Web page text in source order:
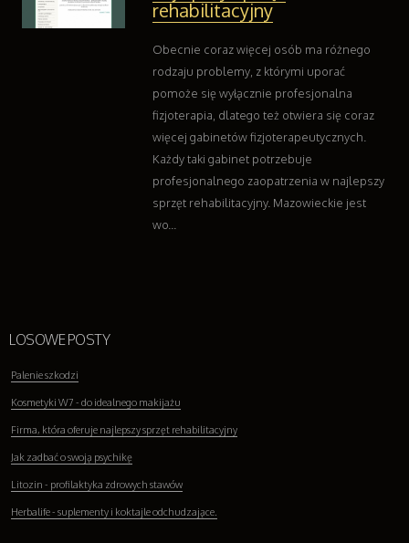
rehabilitacyjny
Obecnie coraz więcej osób ma różnego
rodzaju problemy, z którymi uporać
pomoże się wyłącznie profesjonalna
fizjoterapia, dlatego też otwiera się coraz
więcej gabinetów fizjoterapeutycznych.
Każdy taki gabinet potrzebuje
profesjonalnego zaopatrzenia w najlepszy
sprzęt rehabilitacyjny. Mazowieckie jest
wo...
LOSOWE POSTY
Palenie szkodzi
Kosmetyki W7 - do idealnego makijażu
Firma, która oferuje najlepszy sprzęt rehabilitacyjny
Jak zadbać o swoją psychikę
Litozin - profilaktyka zdrowych stawów
Herbalife - suplementy i koktajle odchudzające.